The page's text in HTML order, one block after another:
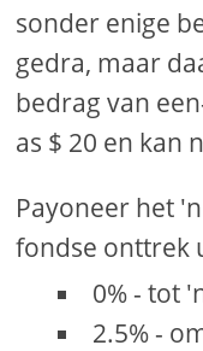
sonder enige
gedra, maar
bedrag van
as $ 20 en kan
Payoneer het
fondse onttrek
0% - tot
2.5% -